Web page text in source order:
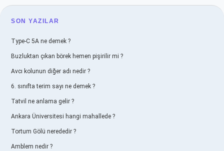
SIDEBAR
SON YAZILAR
Type-C 5A ne demek ?
Buzluktan çıkan börek hemen pişirilir mi ?
Avcı kolunun diğer adı nedir ?
6. sınıfta terim sayı ne demek ?
Tatvil ne anlama gelir ?
Ankara Üniversitesi hangi mahallede ?
Tortum Gölü nerededir ?
Amblem nedir ?